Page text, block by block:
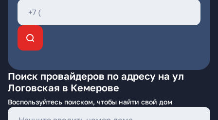
Поиск провайдеров по адресу на ул
Логовская в Кемерове
Воспользуйтесь поиском, чтобы найти свой дом